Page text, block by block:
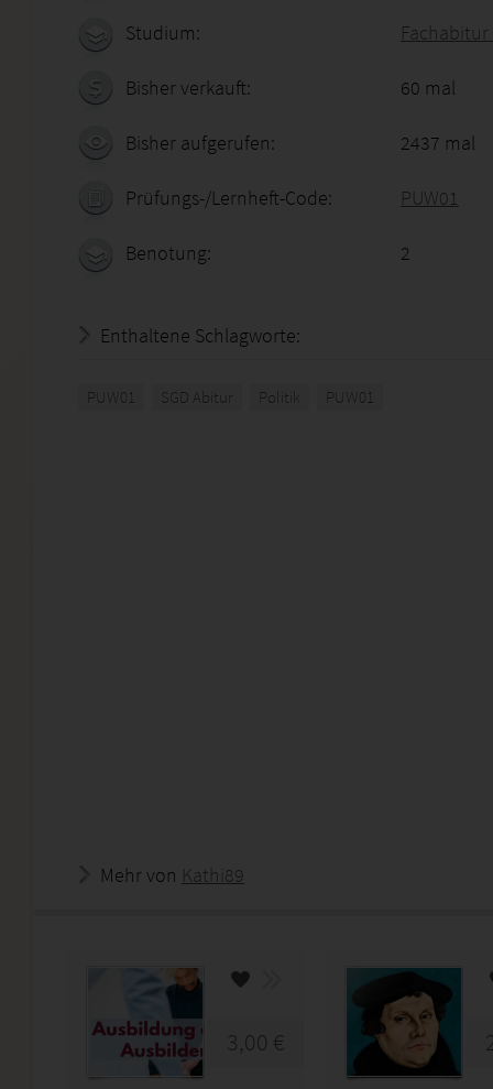
Studium:
Bisher verkauft: 60 mal
Bisher aufgerufen: 2437 mal
Prüfungs-/Lernheft-Code: PUW01
Benotung: 2
Enthaltene Schlagworte:
PUW01 SGD Abitur Politik PUW01
Mehr von Kathi89
3,00 €